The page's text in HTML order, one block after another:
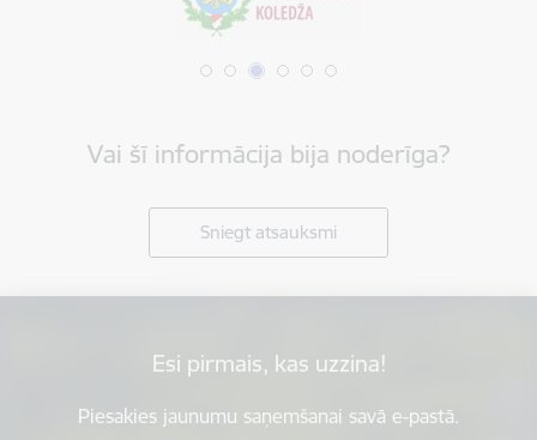
Vai šī informācija bija noderīga?
Sniegt atsauksmi
Esi pirmais, kas uzzina!
Piesakies jaunumu saņemšanai savā e-pastā.